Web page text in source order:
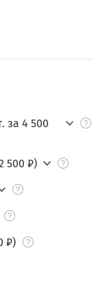
за 4 500
500 ₽)
₽)